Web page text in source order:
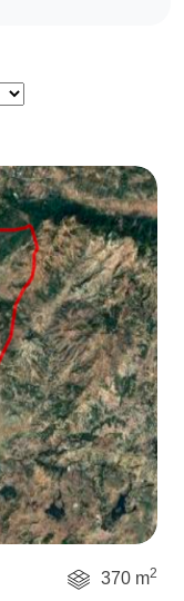
370 m2